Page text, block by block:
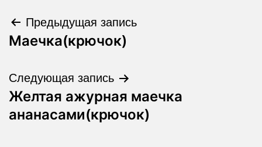
Навигация
по
записям
Предыдущая запись
Маечка(крючок)
Следующая запись
Желтая ажурная маечка
ананасами(крючок)